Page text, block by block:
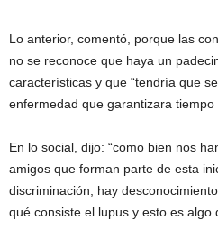
Lo anterior, comentó, porque las
no se reconoce que haya un
características y que “tendría que
enfermedad que garantizara tiempo
En lo social, dijo: “como bien nos
amigos que forman parte de esta
discriminación, hay
qué consiste el lupus y esto es algo